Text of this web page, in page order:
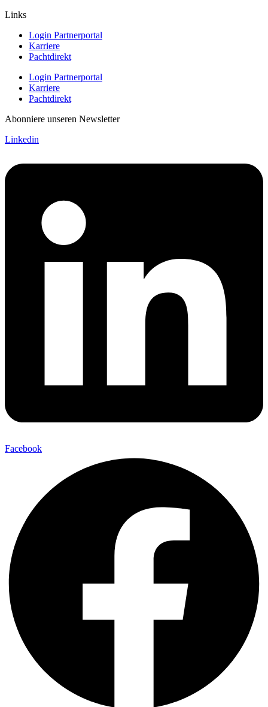
Links
Login Partnerportal
Karriere
Pachtdirekt
Login Partnerportal
Karriere
Pachtdirekt
Abonniere unseren Newsletter
Linkedin
Facebook